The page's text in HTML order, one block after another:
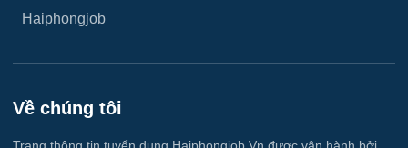
May mặc
Vệ sinh công nghiệp
Lễ tân
Việc làm Hải Dương
Việc làm Thành Đông
Haiphongjob
Về chúng tôi
Trang thông tin tuyển dụng Haiphongjob.Vn được vận hành bởi